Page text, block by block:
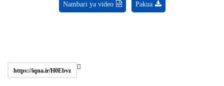
Nambari ya video Pakua
https://iqna.ir/H0Ebvz